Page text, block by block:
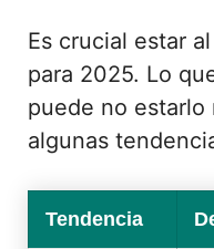
Es crucial estar
para 2025. Lo
puede no estarlo
algunas
Tendencia